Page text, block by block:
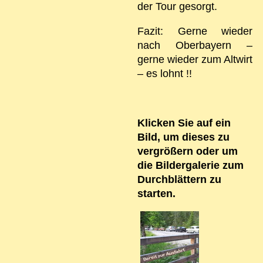
der Tour gesorgt.
Fazit: Gerne wieder
nach Oberbayern –
gerne wieder zum Altwirt
– es lohnt !!
Klicken Sie auf ein
Bild, um dieses zu
vergrößern oder um
die Bildergalerie zum
Durchblättern zu
starten.